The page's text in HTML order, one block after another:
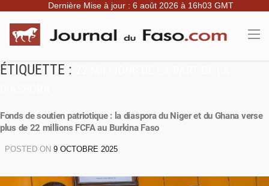
Dernière Mise à jour : 6 août 2026 à 16h03 GMT
ÉTIQUETTE :
Fonds de soutien patriotique : la diaspora du Niger et du Ghana verse
plus de 22 millions FCFA au Burkina Faso
POSTED ON 9 OCTOBRE 2025